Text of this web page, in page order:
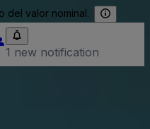
del valor nominal.
1 new notification